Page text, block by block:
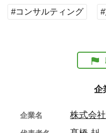
#コンサルティング
企
企業名 株式会